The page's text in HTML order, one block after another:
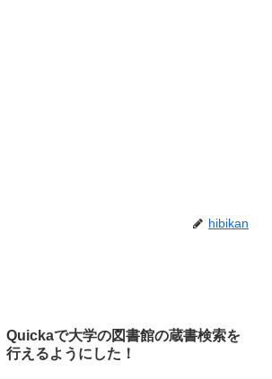
hibikan
Quickaで大学の図書館の蔵書検索を
行えるようにした！